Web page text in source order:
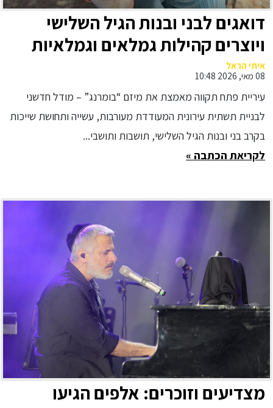
דואגים לבני ובנות הגיל השלישי
ויוצרים קהילות גמלאים וגמלאיות
בפתח תקווה
איתי הראל
08 מאי, 2026 10:48
עיריית פתח תקווה מאמצת את מיזם “בומרנג” – מודל חדשני
לבניית תשתית עירונית המעודדת מעורבות, עשייה ותחושת שייכות
בקרב בני ובנות הגיל השלישי, תושבות ותושבי...
לקריאת הכתבה »
מצדיעים וזוכרים: אלפים הגיעו